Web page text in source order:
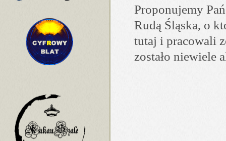
Proponujemy
Rudą Śląska, o
tutaj i pracowali
zostało niewiele